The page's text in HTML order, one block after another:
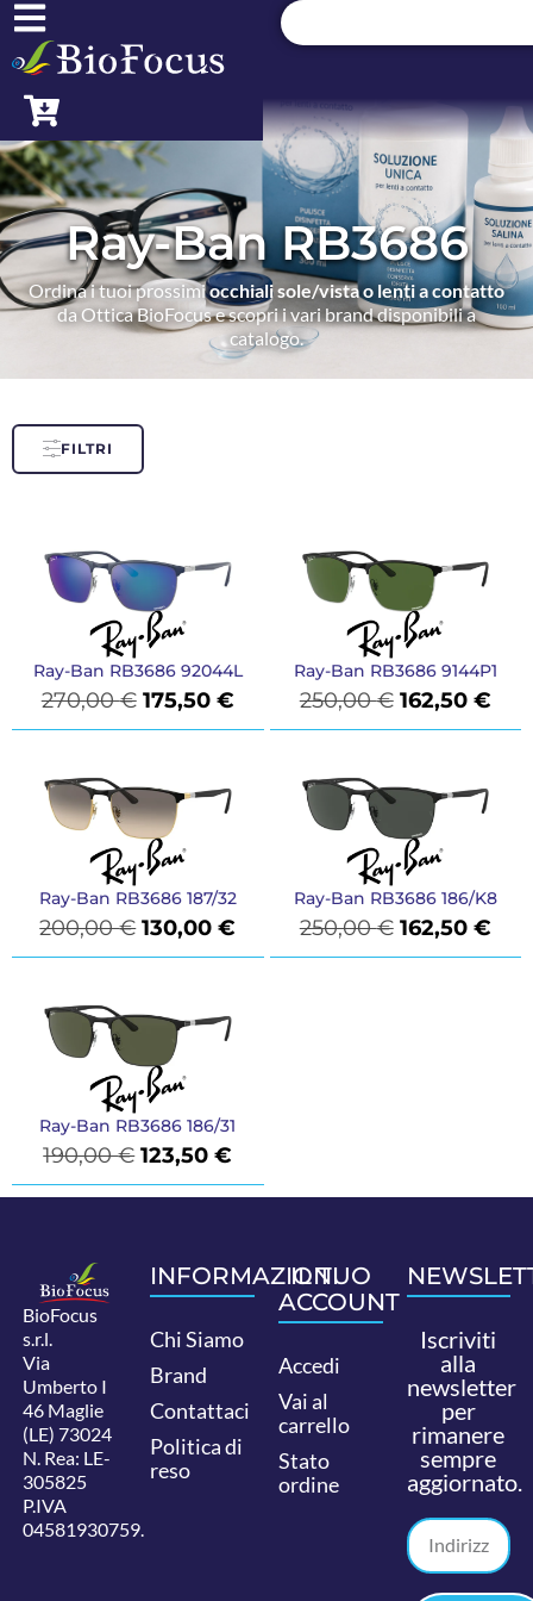
Ray-Ban RB3686
Ordina i tuoi prossimiocchiali sole/vista o lenti a contatto
da Ottica BioFocus e scopri i vari brand disponibili a
catalogo.
FILTRI
Ray-Ban RB3686 92044L
270,00€ 175,50 €
Ray-Ban RB3686 9144P1
250,00€ 162,50 €
Ray-Ban RB3686 187/32
200,00€ 130,00€
Ray-Ban RB3686 186/K8
250,00€ 162,50 €
Ray-Ban RB3686 186/31
190,00€ 123,50€
BioFocus
s.r.l.
Via
Umberto I
46 Maglie
(LE) 73024
N. Rea: LE-
305825
P.IVA
04581930759.
INFORMAZIONI
Chi Siamo
Brand
Contattaci
Politica di
reso
IL TUO
ACCOUNT
Accedi
Vai al
carrello
Stato
ordine
Iscriviti
alla
newsletter
per
rimanere
sempre
aggiornato.